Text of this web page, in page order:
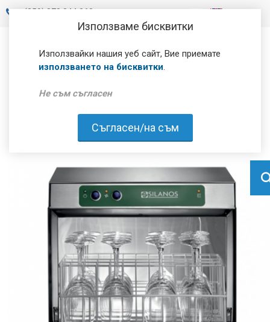
Използваме бисквитки
Използвайки нашия уеб сайт, Вие приемате
използването на бисквитки.
Не съм съгласен
Съгласен/на съм
+(359) 878 844 060